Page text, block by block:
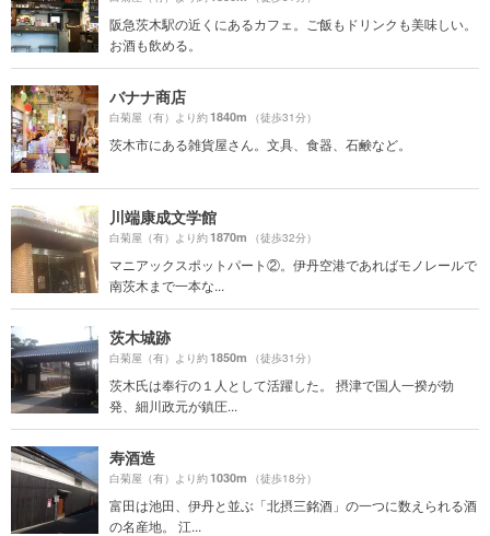
阪急茨木駅の近くにあるカフェ。ご飯もドリンクも美味しい。
お酒も飲める。
バナナ商店
白菊屋（有）より約1840m （徒歩31分）
茨木市にある雑貨屋さん。文具、食器、石鹸など。
川端康成文学館
白菊屋（有）より約1870m （徒歩32分）
マニアックスポットパート②。伊丹空港であればモノレールで
南茨木まで一本な...
茨木城跡
白菊屋（有）より約1850m （徒歩31分）
茨木氏は奉行の１人として活躍した。 摂津で国人一揆が勃
発、細川政元が鎮圧...
寿酒造
白菊屋（有）より約1030m （徒歩18分）
富田は池田、伊丹と並ぶ「北摂三銘酒」の一つに数えられる酒
の名産地。 江...